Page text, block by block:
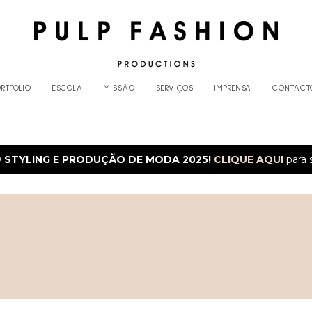
ESCOLA MISSÃO SERVIÇOS IMPRENSA
STYLING E PRODUÇÃO DE MODA 2025! CLIQUE AQUIpara